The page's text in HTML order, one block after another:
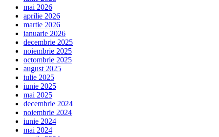
mai 2026
aprilie 2026
martie 2026
ianuarie 2026
decembrie 2025
noiembrie 2025
octombrie 2025
august 2025
iulie 2025
iunie 2025
mai 2025
decembrie 2024
noiembrie 2024
iunie 2024
mai 2024